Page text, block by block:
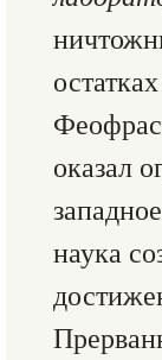
оказал
наука